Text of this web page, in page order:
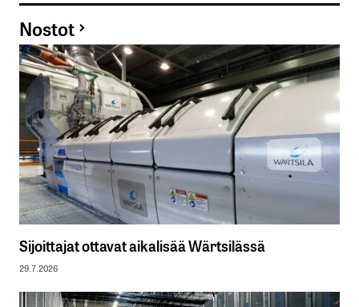
Nostot
Sijoittajat ottavat aikalisää Wärtsilässä
29.7.2026